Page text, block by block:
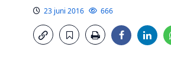
23 juni 2016 666